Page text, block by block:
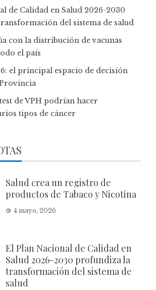
de Calidad en Salud 2026-2030
del sistema de salud
con la distribución de vacunas
el país
el principal espacio de decisión
de VPH podrían hacer
tipos de cáncer
Salud crea un registro de
productos de Tabaco y Nicotina
4 mayo, 2026
El Plan Nacional de Calidad en
Salud 2026-2030 profundiza la
transformación del sistema de
salud